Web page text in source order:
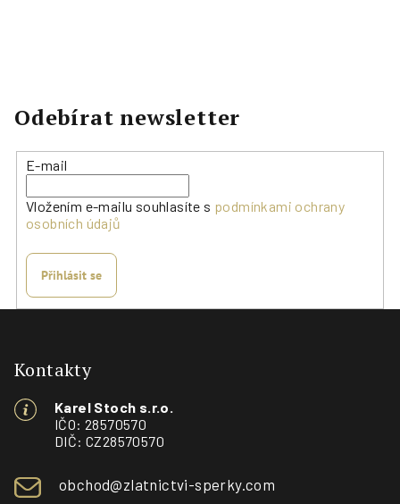
Odebírat newsletter
E-mail
Vložením e-mailu souhlasíte s podmínkami ochrany
osobních údajů
Přihlásit se
Kontakty
Karel Stoch s.r.o.
IČO: 28570570
DIČ: CZ28570570
obchod@zlatnictvi-sperky.com